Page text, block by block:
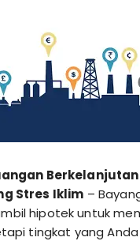
Stres Iklim –
hipotek untuk
tingkat yang